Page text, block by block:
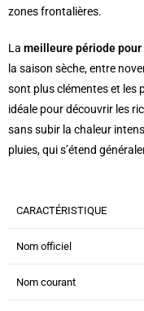
zones frontalières.
La meilleure période pour
la saison sèche, entre
sont plus clémentes et les
idéale pour découvrir les
sans subir la chaleur
pluies, qui s’étend
CARACTÉRISTIQUE
Nom officiel
Nom courant